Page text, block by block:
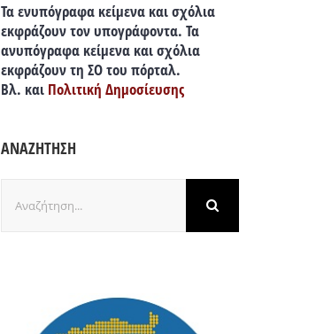
Τα ενυπόγραφα κείμενα και σχόλια
εκφράζουν τον υπογράφοντα. Τα
ανυπόγραφα κείμενα και σχόλια
εκφράζουν τη ΣΟ του πόρταλ.
Βλ. και Πολιτική Δημοσίευσης
ΑΝΑΖΗΤΗΣΗ
για: